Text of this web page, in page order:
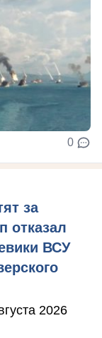
0
за
отказал
ВСУ
2026